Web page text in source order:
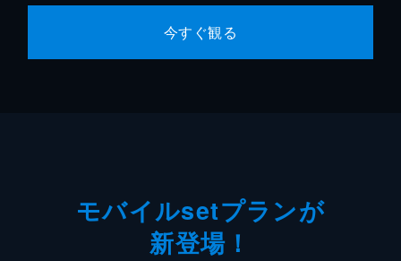
今すぐ観る
モバイルsetプランが
新登場！